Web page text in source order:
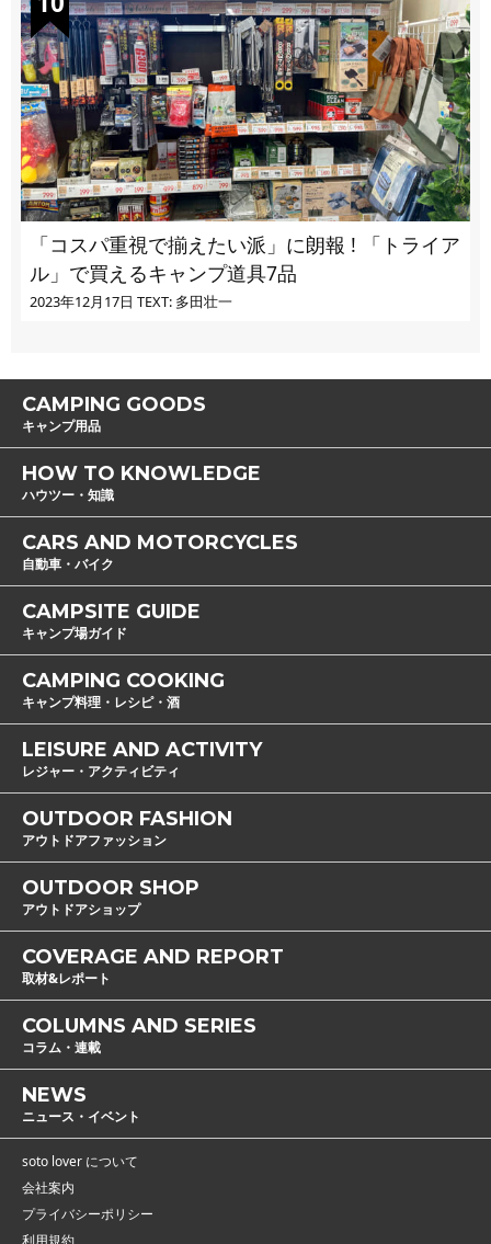
「コスパ重視で揃えたい派」に朗報 ! 「トライア
ル」で買えるキャンプ道具7品
2023年12月17日 TEXT: 多田壮一
CAMPING GOODS
キャンプ用品
HOW TO KNOWLEDGE
ハウツー・知識
CARS AND MOTORCYCLES
自動車・バイク
CAMPSITE GUIDE
キャンプ場ガイド
CAMPING COOKING
キャンプ料理・レシピ・酒
LEISURE AND ACTIVITY
レジャー・アクティビティ
OUTDOOR FASHION
アウトドアファッション
OUTDOOR SHOP
アウトドアショップ
COVERAGE AND REPORT
取材&レポート
COLUMNS AND SERIES
コラム・連載
NEWS
ニュース・イベント
soto lover について
会社案内
プライバシーポリシー
利用規約